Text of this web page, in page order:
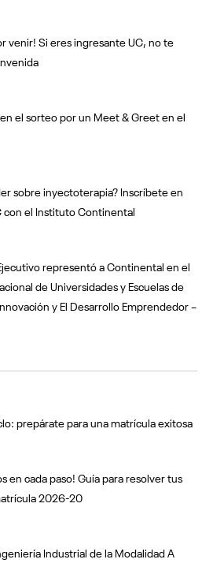
venir! Si eres ingresante UC, no te
el sorteo por un Meet & Greet en el
sobre inyectoterapia? Inscríbete en
con el Instituto Continental
representó a Continental en el
de Universidades y Escuelas de
y El Desarrollo Emprendedor –
prepárate para una matrícula exitosa
en cada paso! Guía para resolver tus
2026-20
Industrial de la Modalidad A